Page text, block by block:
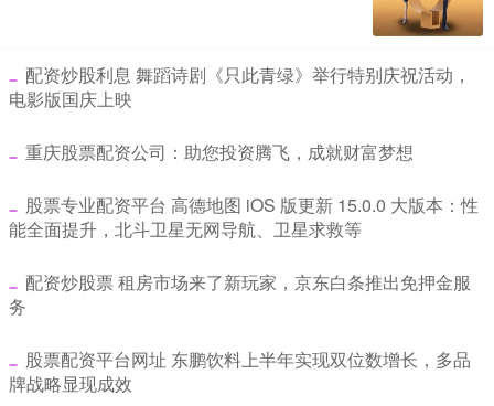
​配资炒股利息 舞蹈诗剧《只此青绿》举行特别庆祝活动，
电影版国庆上映
​重庆股票配资公司：助您投资腾飞，成就财富梦想
​股票专业配资平台 高德地图 iOS 版更新 15.0.0 大版本：性
能全面提升，北斗卫星无网导航、卫星求救等
​配资炒股票 租房市场来了新玩家，京东白条推出免押金服
务
​股票配资平台网址 东鹏饮料上半年实现双位数增长，多品
牌战略显现成效